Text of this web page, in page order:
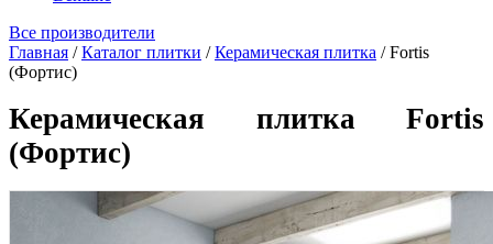
Все производители
Главная /Каталог плитки /Керамическая плитка /Fortis
(Фортис)
Керамическая плитка Fortis
(Фортис)